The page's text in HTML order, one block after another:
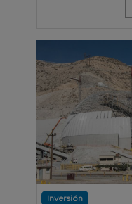
Inversión